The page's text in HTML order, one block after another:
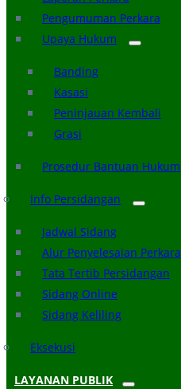
Pengumuman Perkara
Upaya Hukum
Banding
Kasasi
Peninjauan Kembali
Grasi
Prosedur Bantuan Hukum
Info Persidangan
Jadwal Sidang
Alur Penyelesaian Perkara
Tata Tertib Persidangan
Sidang Online
Sidang Keliling
Eksekusi
LAYANAN PUBLIK